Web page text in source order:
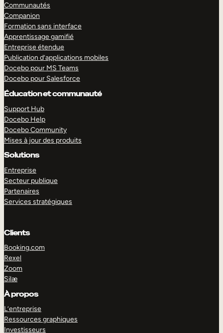
Communautés
Companion
Formation sans interface
Apprentissage gamifié
Entreprise étendue
Publication d’applications mobiles
Docebo pour MS Teams
Docebo pour Salesforce
Éducation et communauté
Support Hub
Docebo Help
Docebo Community
Mises à jour des produits
Solutions
Entreprise
Secteur publique
Partenaires
Services stratégiques
Clients
Booking.com
Rexel
Zoom
Silæ
À propos
L’entreprise
Ressources graphiques
Investisseurs